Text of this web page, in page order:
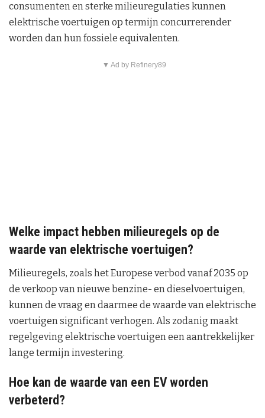
consumenten en sterke milieuregulaties kunnen
elektrische voertuigen op termijn concurrerender
worden dan hun fossiele equivalenten.
▼ Ad by Refinery89
Welke impact hebben milieuregels op de
waarde van elektrische voertuigen?
Milieuregels, zoals het Europese verbod vanaf 2035 op
de verkoop van nieuwe benzine- en dieselvoertuigen,
kunnen de vraag en daarmee de waarde van elektrische
voertuigen significant verhogen. Als zodanig maakt
regelgeving elektrische voertuigen een aantrekkelijker
lange termijn investering.
Hoe kan de waarde van een EV worden
verbeterd?